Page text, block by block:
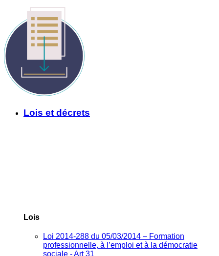
Lois et décrets
Lois
Loi 2014-288 du 05/03/2014 – Formation
professionnelle, à l’emploi et à la démocratie
sociale - Art 31